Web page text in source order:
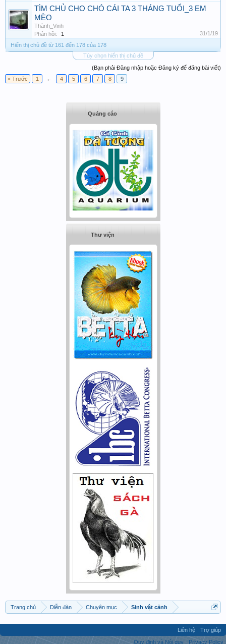
TÌM CHỦ CHO CHÓ CÁI TA 3 THÁNG TUỔI_3 EM
MÈO
Thành_Vinh
Phản hồi:
1
31/1/19
Hiển thị chủ đề từ 161 đến 178 của 178
Tùy chọn hiển thị chủ đề
(Bạn phải Đăng nhập hoặc Đăng ký để đăng bài viết)
< Trước
1 ← 4 5 6 7 8 9
Quảng cáo
Thư viện
Trang chủ Diễn đàn Chuyên mục Sinh vật cảnh
Liên hệ
Trợ giúp
Quy định và Nội quy
Privacy Policy